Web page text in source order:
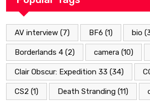
AV interview (7) BF6 (1) bio
Borderlands 4 (2) camera (10)
Clair Obscur: Expedition 33 (34)
CS2 (1) Death Stranding (11)